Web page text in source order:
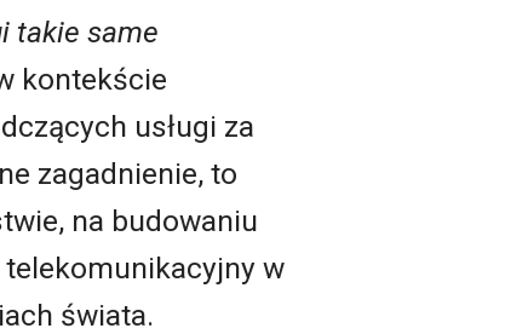
takie same
kontekście
usługi za
zagadnienie, to
na budowaniu
w
świata.